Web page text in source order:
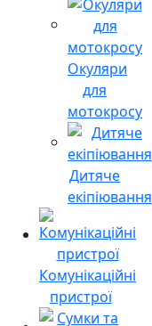
Окуляри
для
мотокросу
Дитяче
екіпіювання
Комунікаційні
пристрої